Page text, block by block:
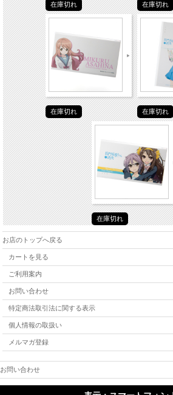
在庫切れ 在庫切れ
在庫切れ 在庫切れ
在庫切れ
お店のトップへ戻る
カートを見る
ご利用案内
お問い合わせ
特定商法取引法に関する表示
個人情報の取扱い
メルマガ登録
お問い合わせ